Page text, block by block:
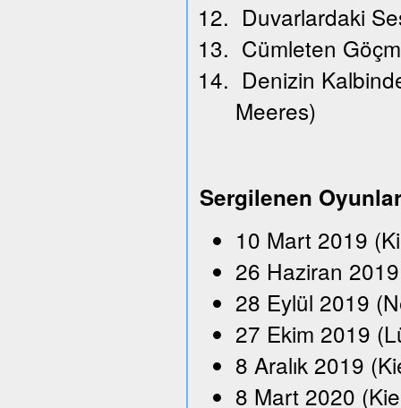
Duvarlardaki
Cümleten
Denizin
Meeres)
Sergilenen Oyunlar
10 Mart 2019
26 Haziran
28 Eylül 2019
27 Ekim 2019
8 Aralık 2019
8 Mart 2020